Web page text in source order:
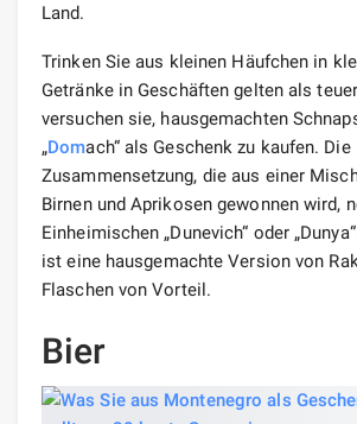
Land.
Trinken Sie aus kleinen Häufchen in
Getränke in Geschäften gelten als
versuchen sie, hausgemachten
„Domach“ als Geschenk zu kaufen. Die
Zusammensetzung, die aus einer
Birnen und Aprikosen gewonnen wird,
Einheimischen „Dunevich“ oder
ist eine hausgemachte Version von
Flaschen von Vorteil.
Bier